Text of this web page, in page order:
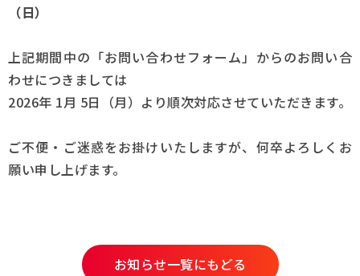
採用情報
Q&A
お問い合わせ
（日）
上記期間中の「お問い合わせフォーム」からのお問い合
わせにつきましては
2026年 1月 5日（月）より順次対応させていただきます。
ご不便・ご迷惑をお掛けいたしますが、何卒よろしくお
願い申し上げます。
お知らせ一覧にもどる